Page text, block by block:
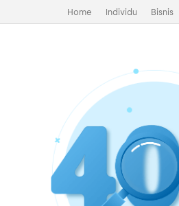
Home Individu Bisnis